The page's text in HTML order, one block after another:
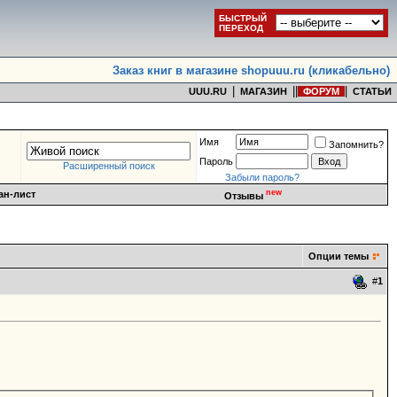
БЫСТРЫЙ
ПЕРЕХОД
Заказ книг в магазине shopuuu.ru (кликабельно)
UUU.RU МАГАЗИН ФОРУМ СТАТЬИ
Расширенный поиск
Имя
Запомнить?
Пароль
Забыли пароль?
лист
Отзывы new
Опции темы
#1